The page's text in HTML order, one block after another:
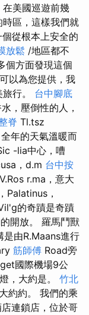
在美國巡遊前幾
區，這樣我們就
從根本上安全的
放鬆 /地區都不
個方面發現這個
以為您提供，我
行。 台中腳底
，壓倒性的人，
脊 Tl.tsz
年的天氣溫暖而
-lia中心，嘈
，d.m 台中按
r.ma，意大
Palatinus，
的奇蹟是奇蹟
開放。 羅馬鬥獸
由R.Maans進行
筋師傅 Road旁
國際機場9公
，大約是。 竹北
約約。 我們的乘
連鎖店，位於哥